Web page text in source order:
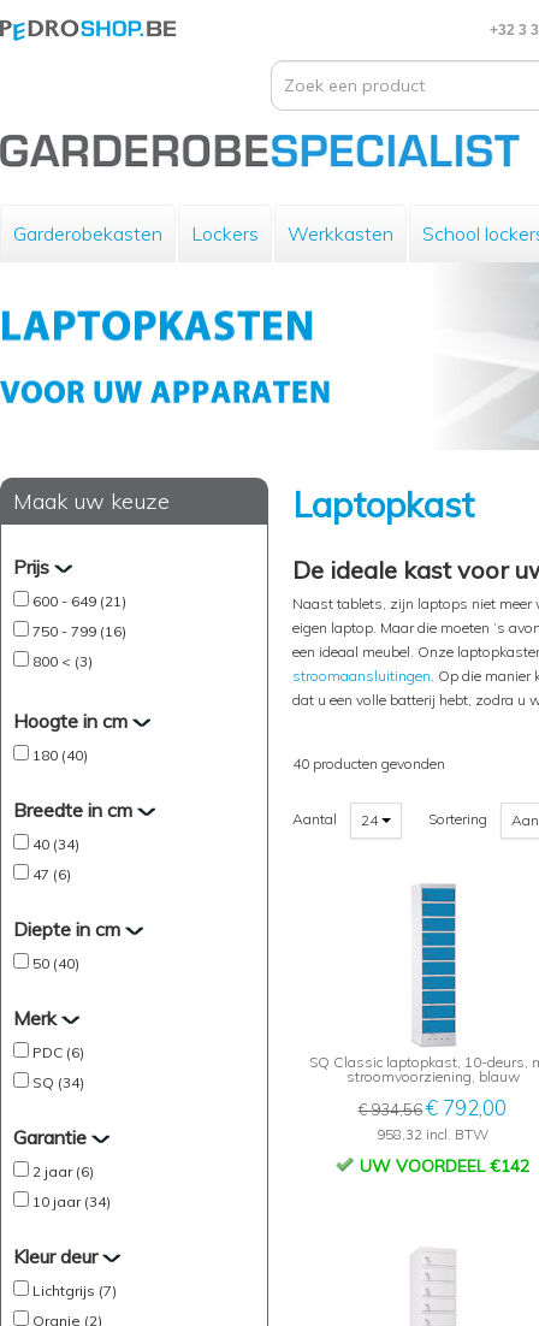
+32 3
Garderobekasten Lockers Werkkasten School
Maak uw keuze
Prijs
600 - 649 (21)
750 - 799 (16)
800 < (3)
Hoogte in cm
180 (40)
Breedte in cm
40 (34)
47 (6)
Diepte in cm
50 (40)
Merk
PDC (6)
SQ (34)
Garantie
2 jaar (6)
10 jaar (34)
Kleur deur
Lichtgrijs (7)
Oranje (2)
Laptopkast
De ideale kast voor
Naast tablets, zijn laptops niet meer
eigen laptop. Maar die moeten ’s
een ideaal meubel. Onze
stroomaansluitingen. Op die manier
dat u een volle batterij hebt, zodra u
40 producten gevonden
Aantal 24 Sortering
SQ Classic laptopkast, 10-deurs,
stroomvoorziening, blauw
€ 934,56€ 792,00
958,32 incl. BTW
UW VOORDEEL €142